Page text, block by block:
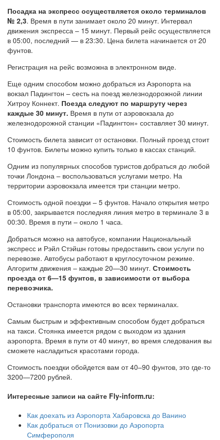
Посадка на экспресс осуществляется около терминалов
№ 2,3. Время в пути занимает около 20 минут. Интервал
движения экспресса – 15 минут. Первый рейс осуществляется
в 05:00, последний — в 23:30. Цена билета начинается от 20
фунтов.
Регистрация на рейс возможна в электронном виде.
Еще одним способом можно добраться из Аэропорта на
вокзал Падингтон – сесть на поезд железнодорожной линии
Хитроу Коннект. Поезда следуют по маршруту через
каждые 30 минут. Время в пути от аэровокзала до
железнодорожной станции «Падингтон» составляет 30 минут.
Стоимость билета зависит от остановки. Полный проезд стоит
10 фунтов. Билеты можно купить только в кассах станций.
Одним из популярных способов туристов добраться до любой
точки Лондона – воспользоваться услугами метро. На
территории аэровокзала имеется три станции метро.
Стоимость одной поездки – 5 фунтов. Начало открытия метро
в 05:00, закрывается последняя линия метро в терминале 3 в
00:30. Время в пути – около 1 часа.
Добраться можно на автобусе, компании Национальный
экспресс и Рэйл Стэйшн готовы предоставить свои услуги по
перевозке. Автобусы работают в круглосуточном режиме.
Алгоритм движения – каждые 20—30 минут. Стоимость
проезда от 6—15 фунтов, в зависимости от выбора
перевозчика.
Остановки транспорта имеются во всех терминалах.
Самым быстрым и эффективным способом будет добраться
на такси. Стоянка имеется рядом с выходом из здания
аэропорта. Время в пути от 40 минут, во время следования вы
сможете насладиться красотами города.
Стоимость поездки обойдется вам от 40–90 фунтов, это где-то
3200—7200 рублей.
Интересные записи на сайте Fly-inform.ru:
Как доехать из Аэропорта Хабаровска до Ванино
Как добраться от Понизовки до Аэропорта
Симферополя